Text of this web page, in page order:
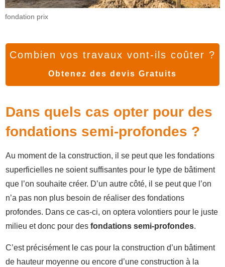
fondation prix
Combien vos travaux vont-ils coûter ?
Obtenez des devis Gratuits
Dans quels cas opter pour des
fondations semi-profondes ?
Au moment de la construction, il se peut que les fondations
superficielles ne soient suffisantes pour le type de bâtiment
que l’on souhaite créer. D’un autre côté, il se peut que l’on
n’a pas non plus besoin de réaliser des fondations
profondes. Dans ce cas-ci, on optera volontiers pour le juste
milieu et donc pour des fondations semi-profondes.
C’est précisément le cas pour la construction d’un bâtiment
de hauteur moyenne ou encore d’une construction à la